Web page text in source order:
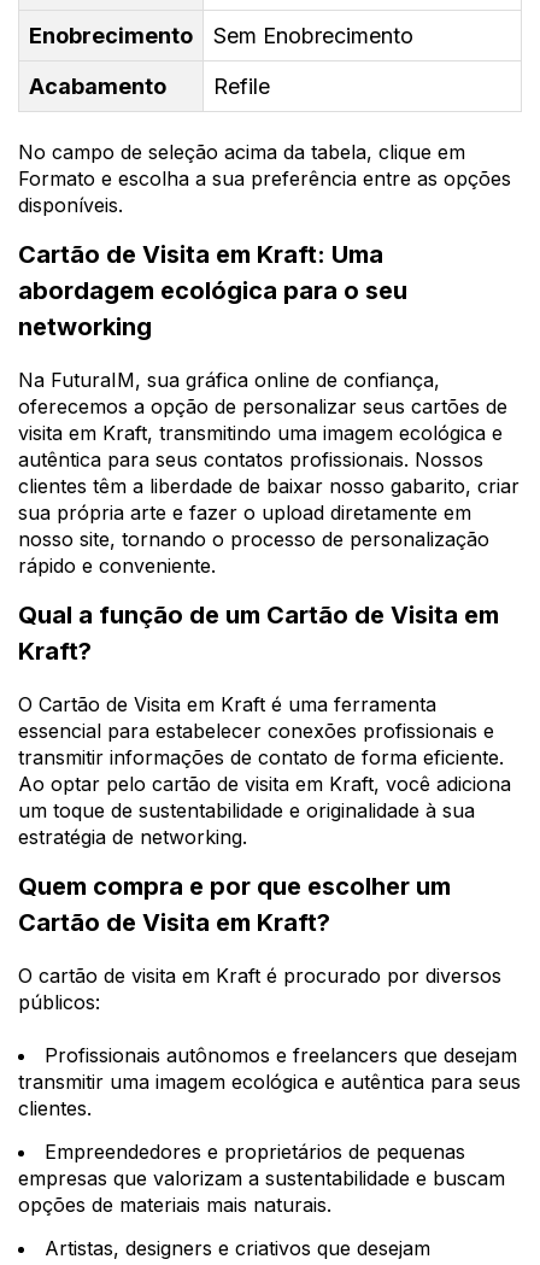
Enobrecimento
Sem Enobrecimento
Acabamento
Refile
No campo de seleção acima da tabela, clique em
Formato e escolha a sua preferência entre as opções
disponíveis.
Cartão de Visita em Kraft: Uma
abordagem ecológica para o seu
networking
Na FuturaIM, sua gráfica online de confiança,
oferecemos a opção de personalizar seus cartões de
visita em Kraft, transmitindo uma imagem ecológica e
autêntica para seus contatos profissionais. Nossos
clientes têm a liberdade de baixar nosso gabarito, criar
sua própria arte e fazer o upload diretamente em
nosso site, tornando o processo de personalização
rápido e conveniente.
Qual a função de um Cartão de Visita em
Kraft?
O Cartão de Visita em Kraft é uma ferramenta
essencial para estabelecer conexões profissionais e
transmitir informações de contato de forma eficiente.
Ao optar pelo cartão de visita em Kraft, você adiciona
um toque de sustentabilidade e originalidade à sua
estratégia de networking.
Quem compra e por que escolher um
Cartão de Visita em Kraft?
O cartão de visita em Kraft é procurado por diversos
públicos:
Profissionais autônomos e freelancers que desejam
transmitir uma imagem ecológica e autêntica para seus
clientes.
Empreendedores e proprietários de pequenas
empresas que valorizam a sustentabilidade e buscam
opções de materiais mais naturais.
Artistas, designers e criativos que desejam